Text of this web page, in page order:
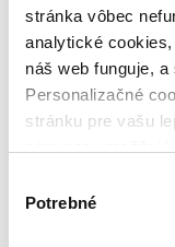
stránka vôbec
analytické
náš web funguje,
Personalizačné
stránku pre vašu
nám pomohlo,
súhlasu
Potrebné
Väzba
pevná väzba
Zúžiť výber
Zoradiť